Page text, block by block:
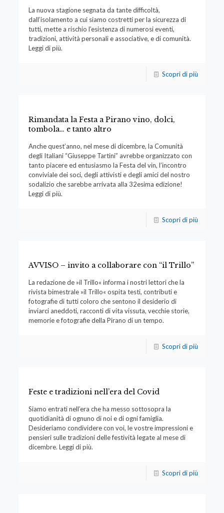
La nuova stagione segnata da tante difficoltà,
dall’isolamento a cui siamo costretti per la sicurezza di
tutti, mette a rischio l’esistenza di numerosi eventi,
tradizioni, attività personali e associative, e di comunità.
Leggi di più.
Scopri di più
Rimandata la Festa a Pirano vino, dolci,
tombola… e tanto altro
Anche quest’anno, nel mese di dicembre, la Comunità
degli Italiani “Giuseppe Tartini” avrebbe organizzato con
tanto piacere ed entusiasmo la Festa del vin, l’incontro
conviviale dei soci, degli attivisti e degli amici del nostro
sodalizio che sarebbe arrivata alla 32esima edizione!
Leggi di più.
Scopri di più
AVVISO – invito a collaborare con “il Trillo”
La redazione de »il Trillo« informa i nostri lettori che la
rivista bimestrale »il Trillo« ospita testi, contributi e
fotografie di tutti coloro che sentono il desiderio di
inviarci aneddoti, racconti di vita vissuta, vecchie storie,
memorie e fotografie della Pirano di un tempo.
Scopri di più
Feste e tradizioni nell’era del Covid
Siamo entrati nell’era che ha messo sottosopra la
quotidianità di ognuno di noi e di ogni famiglia.
Desideriamo condividere con voi, le vostre impressioni e
pensieri sulle tradizioni delle festività legate al mese di
dicembre. Leggi di più.
Scopri di più